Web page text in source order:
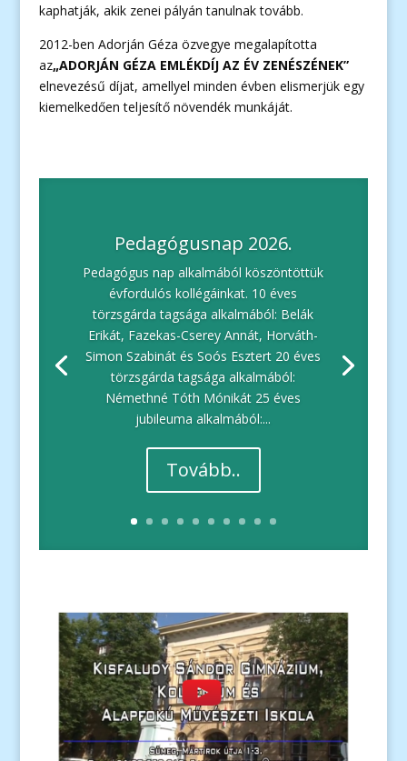
kaphatják, akik zenei pályán tanulnak tovább.
2012-ben Adorján Géza özvegye megalapította
az„ADORJÁN GÉZA EMLÉKDÍJ AZ ÉV ZENÉSZÉNEK”
elnevezésű díjat, amellyel minden évben elismerjük egy
kiemelkedően teljesítő növendék munkáját.
Pedagógusnap 2026.
Pedagógus nap alkalmából köszöntöttük
évfordulós kollégáinkat. 10 éves
törzsgárda tagsága alkalmából: Belák
Erikát, Fazekas-Cserey Annát, Horváth-
Simon Szabinát és Soós Esztert 20 éves
törzsgárda tagsága alkalmából:
Némethné Tóth Mónikát 25 éves
jubileuma alkalmából:...
Tovább..